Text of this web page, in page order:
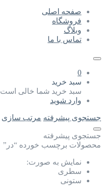
صفحه اصلی
فروشگاه
وبلاگ
تماس با ما
0
سبد خرید
سبد خرید شما خالی است
وارد شوید
جستجوی پیشرفته مرتب سازی
جستجوی پیشرفته
محصولات برچسب خورده “در”
نمایش به صورت:
سطری
ستونی